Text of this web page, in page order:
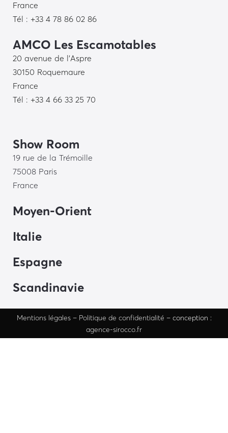
France
Tél : +33 4 78 86 02 86
AMCO Les Escamotables
20 avenue de l’Aspre
30150 Roquemaure
France
Tél : +33 4 66 33 25 70
Show Room
19 rue de la Trémoille
75008 Paris
France
Moyen-Orient
Italie
Espagne
Scandinavie
Mentions légales– Politique de confidentialité – conception :
agence-sirocco.fr